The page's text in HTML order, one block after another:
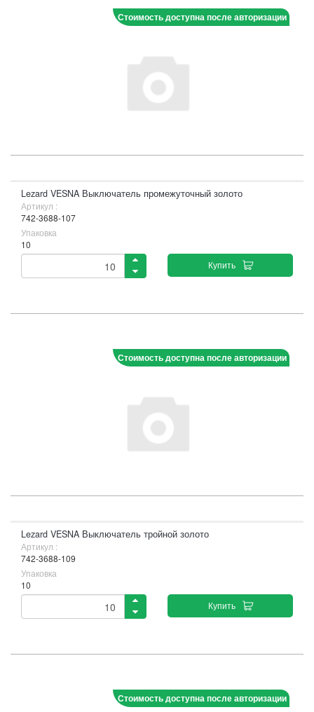
Стоимость доступна после авторизации
Lezard VESNA Выключатель промежуточный золото
Артикул :
742-3688-107
Упаковка
10
Купить
Стоимость доступна после авторизации
Lezard VESNA Выключатель тройной золото
Артикул :
742-3688-109
Упаковка
10
Купить
Стоимость доступна после авторизации